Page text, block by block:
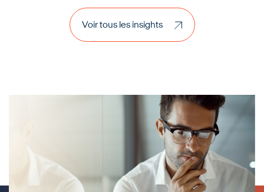
Voir tous les insights
Voir tous les insights